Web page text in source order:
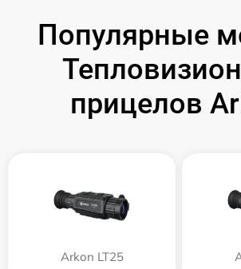
Популярные
прицелов
Arkon LT25